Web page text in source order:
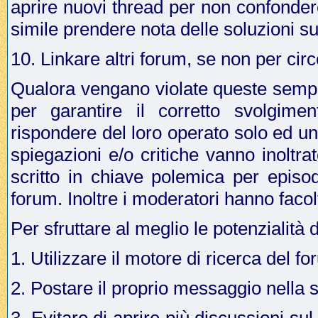
aprire nuovi thread per non
simile prendere nota delle soluzioni
10. Linkare altri forum, se non per
Qualora vengano violate queste
per garantire il corretto
rispondere del loro operato solo ed
spiegazioni e/o critiche vanno
scritto in chiave polemica per
forum. Inoltre i moderatori hanno
Per sfruttare al meglio le potenzialità
1. Utilizzare il motore di ricerca del
2. Postare il proprio messaggio nella